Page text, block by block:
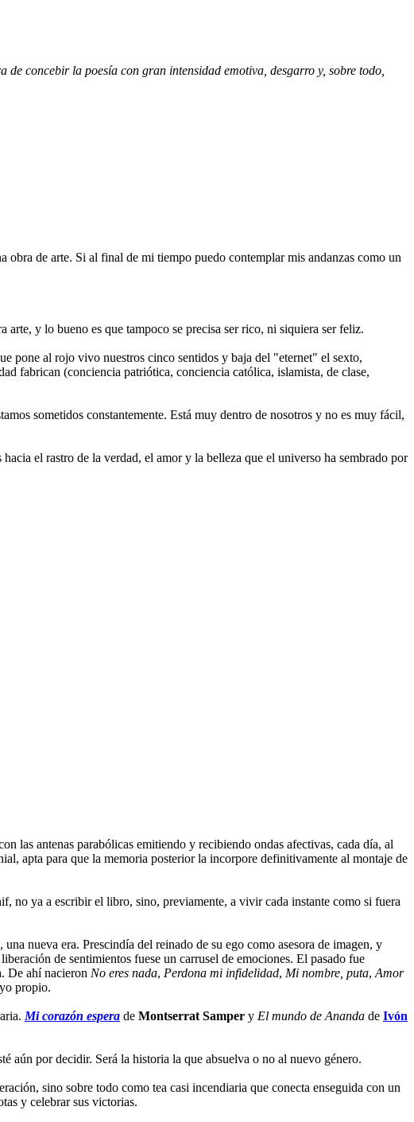
concebir la poesía con gran intensidad emotiva, desgarro y, sobre todo,
obra de arte. Si al final de mi tiempo puedo contemplar mis andanzas como un
arte, y lo bueno es que tampoco se precisa ser rico, ni siquiera ser feliz.
pone al rojo vivo nuestros cinco sentidos y baja del "eternet" el sexto,
fabrican (conciencia patriótica, conciencia católica, islamista, de clase,
sometidos constantemente. Está muy dentro de nosotros y no es muy fácil,
el rastro de la verdad, el amor y la belleza que el universo ha sembrado por
las antenas parabólicas emitiendo y recibiendo ondas afectivas, cada día, al
apta para que la memoria posterior la incorpore definitivamente al montaje de
no ya a escribir el libro, sino, previamente, a vivir cada instante como si fuera
nueva era. Prescindía del reinado de su ego como asesora de imagen, y
de sentimientos fuese un carrusel de emociones. El pasado fue
De ahí nacieron No eres nada, Perdona mi infidelidad, Mi nombre, puta, Amor
propio.
Mi corazón espera de Montserrat Samper y El mundo de Ananda de Ivón
aún por decidir. Será la historia la que absuelva o no al nuevo género.
sino sobre todo como tea casi incendiaria que conecta enseguida con un
y celebrar sus victorias.